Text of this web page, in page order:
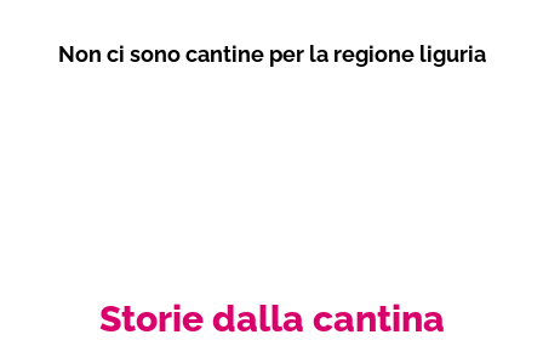
Non ci sono cantine per la regione liguria
Storie dalla cantina